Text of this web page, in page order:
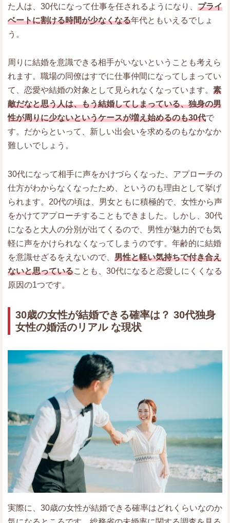
た人は、30代になって仕事を任されるようになり、 プライ
ベートに割ける時間が少なくなる年代ともいえるでしょ
う。
周りに結婚を意識できる相手がいないということも考えら
れます。職場の同僚はすでに仕事仲間になってしまってい
て、恋愛や結婚の対象として見られなくなっています。 素
敵だなと思う人は、もう結婚してしまっている、独身の男
性が周りに少ないというケースが増え始めるのも30代で
す。だからといって、新しい出会いを求めるのもなかなか
難しいでしょう。
30代になって相手に声をかけづらくなった、アプローチの
仕方がわからなくなったため、というのも理由として挙げ
られます。20代の頃は、男女ともに積極的で、女性から声
をかけてアプローチすることもできました。しかし、30代
になると大人の分別が出てくるので、男性が魅力的でも気
軽に声をかけられなくなってしまうのです。年齢的に結婚
を意識せざるをえないので、 男性と軽い気持ちで付き合え
ないと思っていることも、30代になると恋愛しにくくなる
原因の1つです。
30歳の女性が結婚できる確率は？ 30代独身
女性の婚活のリアル な現状
実際に、30歳の女性が結婚できる確率はどれくらいなのか